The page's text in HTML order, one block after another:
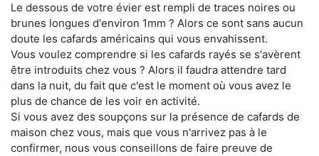
Le dessous de votre évier est rempli de traces noires ou
brunes longues d'environ 1mm ? Alors ce sont sans aucun
doute les cafards américains qui vous envahissent.
Vous voulez comprendre si les cafards rayés se s'avèrent
être introduits chez vous ? Alors il faudra attendre tard
dans la nuit, du fait que c'est le moment où vous avez le
plus de chance de les voir en activité.
Si vous avez des soupçons sur la présence de cafards de
maison chez vous, mais que vous n'arrivez pas à le
confirmer, nous vous conseillons de faire preuve de